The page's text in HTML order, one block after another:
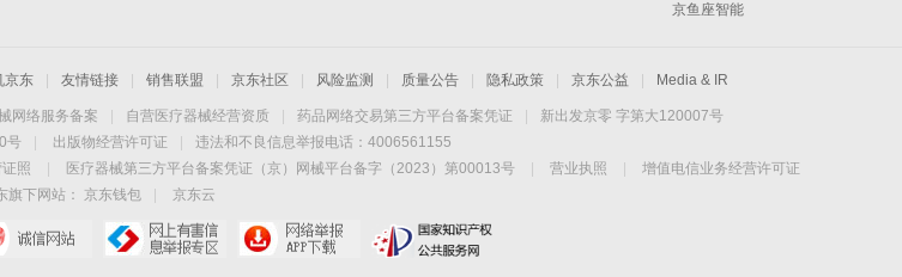
京鱼座智能
京东 友情链接 销售联盟 京东社区 风险监测 质量公告 隐私政策 京东公益 Media & IR
网络服务备案 自营医疗器械经营资质 药品网络交易第三方平台备案凭证
新出发京零 字第大120007号
号
出版物经营许可证
违法和不良信息举报电话：4006561155
照 医疗器械第三方平台备案凭证（京）网械平台备字（2023）第00013号 营业执照
增值电信业务经营许可证
旗下网站：
京东钱包
京东云